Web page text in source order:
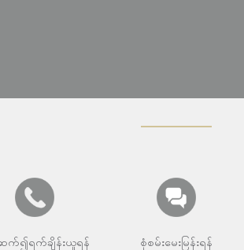
က်၍ရက်ချိန်းယူရန် စုံစမ်းမေးမြန်းရန်